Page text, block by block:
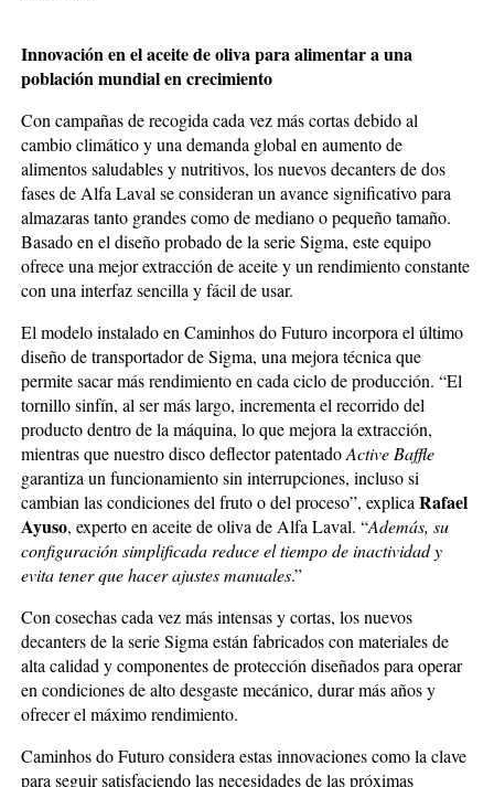
Innovación en el aceite de oliva para alimentar a una
población mundial en crecimiento
Con campañas de recogida cada vez más cortas debido al
cambio climático y una demanda global en aumento de
alimentos saludables y nutritivos, los nuevos decanters de dos
fases de Alfa Laval se consideran un avance significativo para
almazaras tanto grandes como de mediano o pequeño tamaño.
Basado en el diseño probado de la serie Sigma, este equipo
ofrece una mejor extracción de aceite y un rendimiento constante
con una interfaz sencilla y fácil de usar.
El modelo instalado en Caminhos do Futuro incorpora el último
diseño de transportador de Sigma, una mejora técnica que
permite sacar más rendimiento en cada ciclo de producción. “El
tornillo sinfín, al ser más largo, incrementa el recorrido del
producto dentro de la máquina, lo que mejora la extracción,
mientras que nuestro disco deflector patentadoActive Baffle
garantiza un funcionamiento sin interrupciones, incluso si
cambian las condiciones del fruto o del proceso”, explicaRafael
Ayuso, experto en aceite de oliva de Alfa Laval. “Además, su
configuración simplificada reduce el tiempo de inactividad y
evita tener que hacer ajustes manuales.”
Con cosechas cada vez más intensas y cortas, los nuevos
decanters de la serie Sigma están fabricados con materiales de
alta calidad y componentes de protección diseñados para operar
en condiciones de alto desgaste mecánico, durar más años y
ofrecer el máximo rendimiento.
Caminhos do Futuro considera estas innovaciones como la clave
para seguir satisfaciendo las necesidades de las próximas